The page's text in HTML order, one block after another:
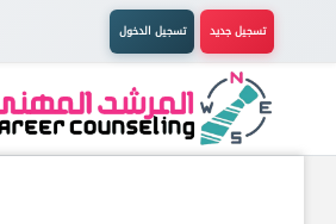
تسجيل الدخول تسجيل جديد